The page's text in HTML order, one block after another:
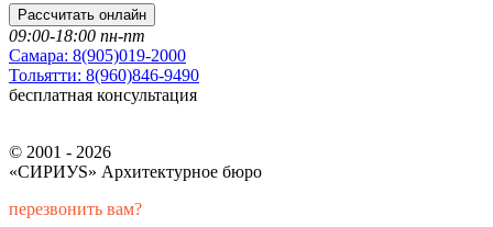
Рассчитать онлайн
09:00-18:00 пн-пт
Самара: 8(905)019-2000
Тольятти: 8(960)846-9490
бесплатная консультация
© 2001 - 2026
«СИРИУS» Архитектурное бюро
перезвонить вам?